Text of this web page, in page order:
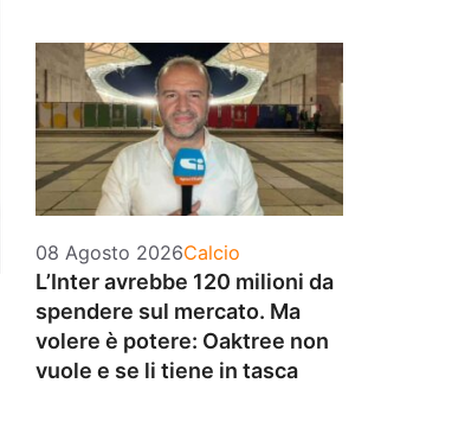
08 Agosto 2026Categorie
Calcio
L’Inter avrebbe 120 milioni da
spendere sul mercato. Ma
volere è potere: Oaktree non
vuole e se li tiene in tasca